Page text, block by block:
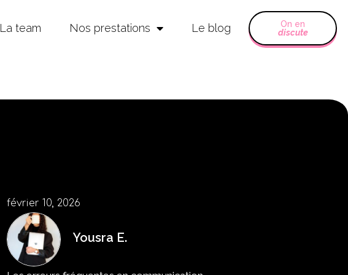
La team Nos prestations Le blog
On en
discute
février 10, 2026
Yousra E.